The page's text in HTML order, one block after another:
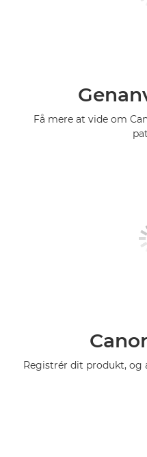
Få mere at vide om
Registrér dit produkt, og